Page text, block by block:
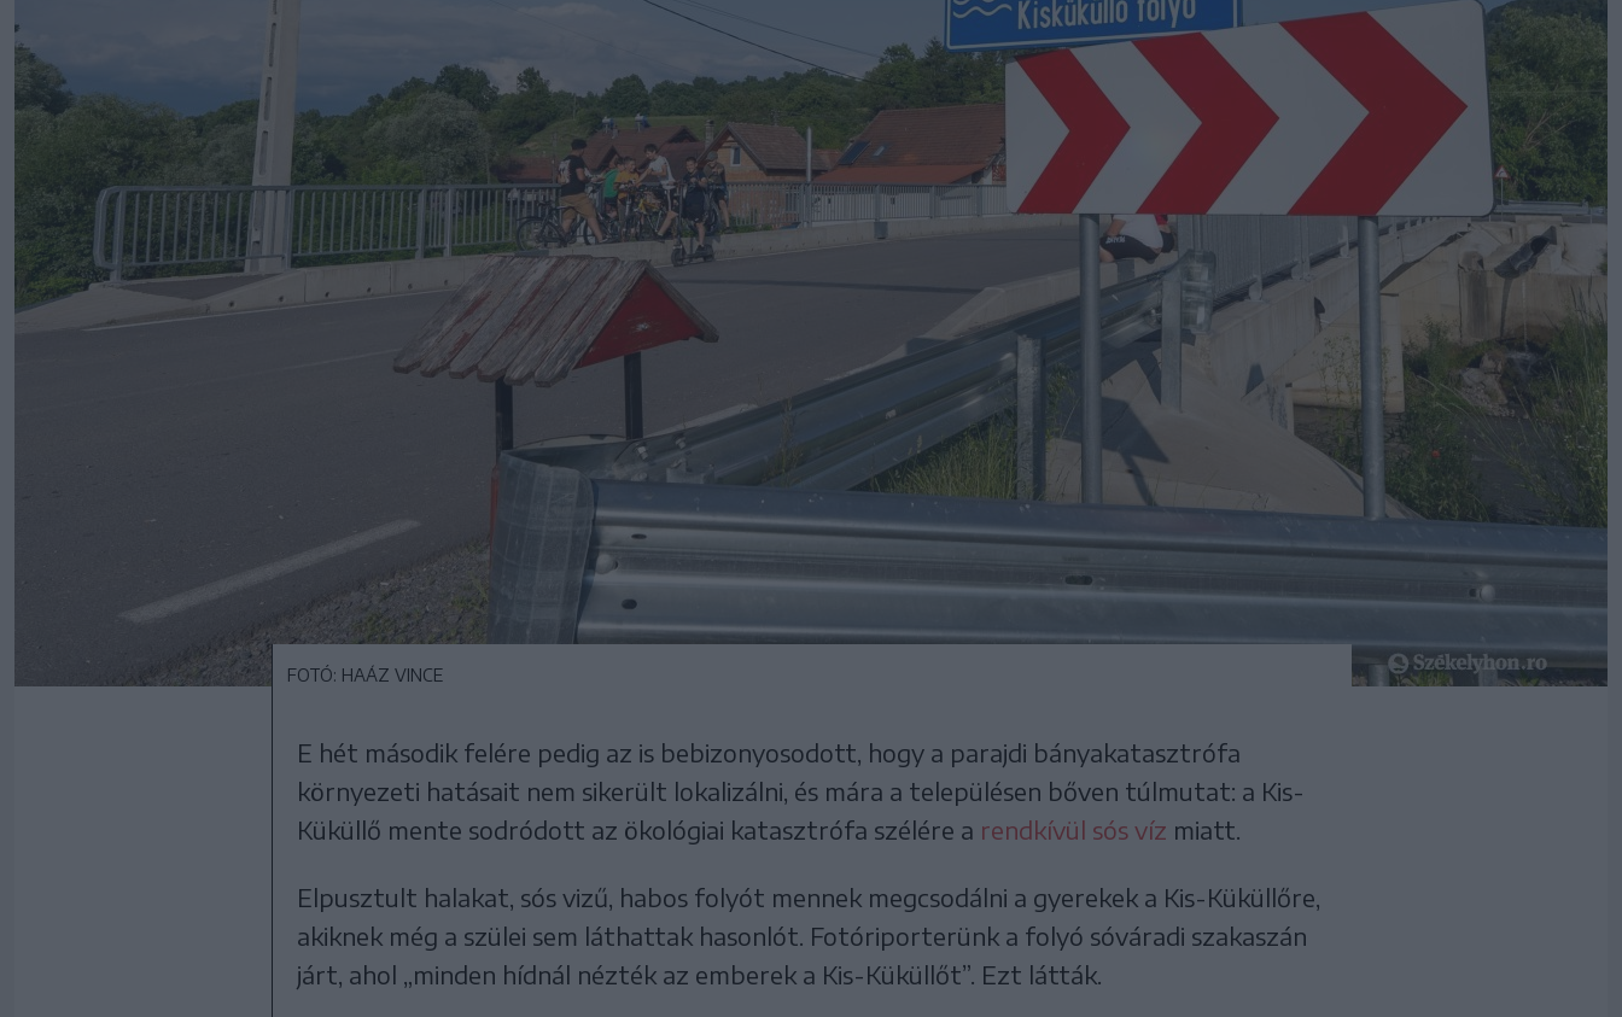
FOTÓ: HAÁZ VINCE
E hét második felére pedig az is bebizonyosodott, hogy a parajdi bányakatasztrófa
környezeti hatásait nem sikerült lokalizálni, és mára a településen bőven túlmutat: a Kis-
Küküllő mente sodródott az ökológiai katasztrófa szélére a rendkívül sós víz miatt.
Elpusztult halakat, sós vizű, habos folyót mennek megcsodálni a gyerekek a Kis-Küküllőre,
akiknek még a szülei sem láthattak hasonlót. Fotóriporterünk a folyó sóváradi szakaszán
járt, ahol „minden hídnál nézték az emberek a Kis-Küküllőt”. Ezt látták.